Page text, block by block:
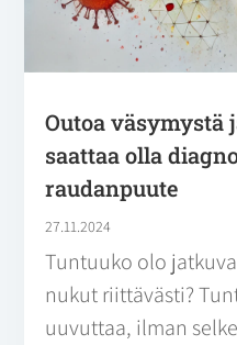
Outoa väsymystä
saattaa olla
raudanpuute
27.11.2024
Tuntuuko olo
nukut riittävästi?
uuvuttaa, ilman